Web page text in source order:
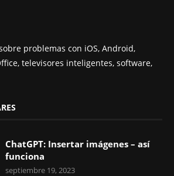
problemas con iOS, Android,
televisores inteligentes, software,
ChatGPT: Insertar imágenes – así
funciona
septiembre 19, 2023